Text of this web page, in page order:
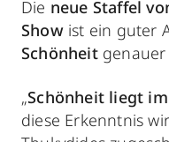
Die neue Staffel
Showist ein guter
Schönheit
„Schönheit liegt
diese Erkenntnis